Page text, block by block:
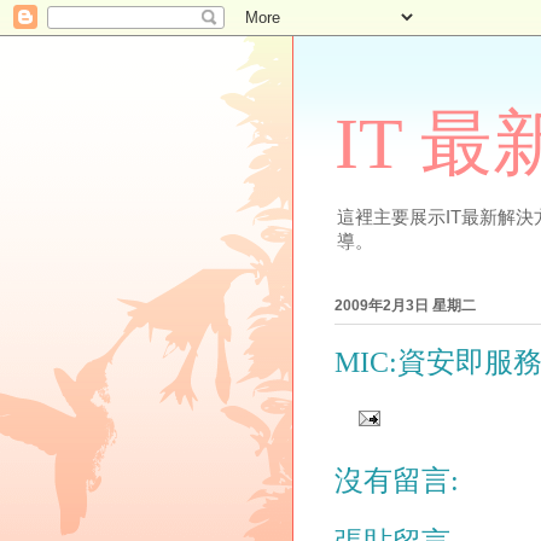
IT 最
這裡主要展示IT最新解決
導。
2009年2月3日 星期二
MIC:資安即服
沒有留言: